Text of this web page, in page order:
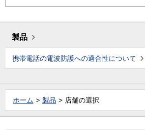
製品
携帯電話の電波防護への適合性について
ホーム 製品 店舗の選択